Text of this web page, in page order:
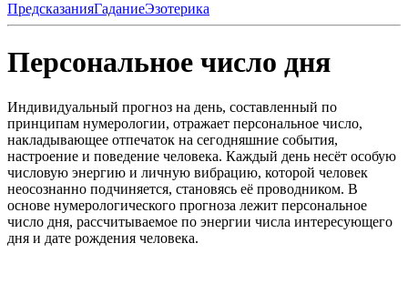
ПредсказанияГаданиеЭзотерика
Персональное число дня
Индивидуальный прогноз на день, составленный по
принципам нумерологии, отражает персональное число,
накладывающее отпечаток на сегодняшние события,
настроение и поведение человека. Каждый день несёт особую
числовую энергию и личную вибрацию, которой человек
неосознанно подчиняется, становясь её проводником. В
основе нумерологического прогноза лежит персональное
число дня, рассчитываемое по энергии числа интересующего
дня и дате рождения человека.